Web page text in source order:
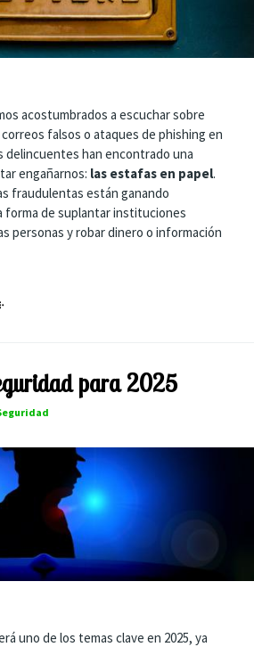
acostumbrados a escuchar sobre
falsos o ataques de phishing en
delincuentes han encontrado una
engañarnos: las estafas en papel.
fraudulentas están ganando
forma de suplantar instituciones
personas y robar dinero o información
para 2025
uno de los temas clave en 2025, ya